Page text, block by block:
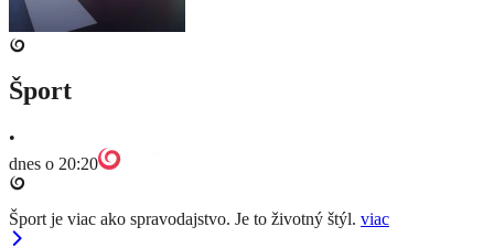
Šport
•
dnes o 20:20
Šport je viac ako spravodajstvo. Je to životný štýl. viac